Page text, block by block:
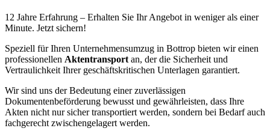
12 Jahre Erfahrung – Erhalten Sie Ihr Angebot in weniger als einer
Minute. Jetzt sichern!
Speziell für Ihren Unternehmensumzug in Bottrop bieten wir einen
professionellen Aktentransport an, der die Sicherheit und
Vertraulichkeit Ihrer geschäftskritischen Unterlagen garantiert.
Wir sind uns der Bedeutung einer zuverlässigen
Dokumentenbeförderung bewusst und gewährleisten, dass Ihre
Akten nicht nur sicher transportiert werden, sondern bei Bedarf auch
fachgerecht zwischengelagert werden.